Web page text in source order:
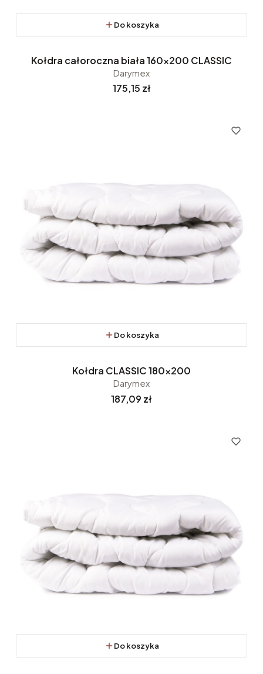
Do koszyka
Kołdra całoroczna biała 160x200 CLASSIC
Darymex
Cena
175,15 zł
Do koszyka
Kołdra CLASSIC 180x200
Darymex
Cena
187,09 zł
Do koszyka